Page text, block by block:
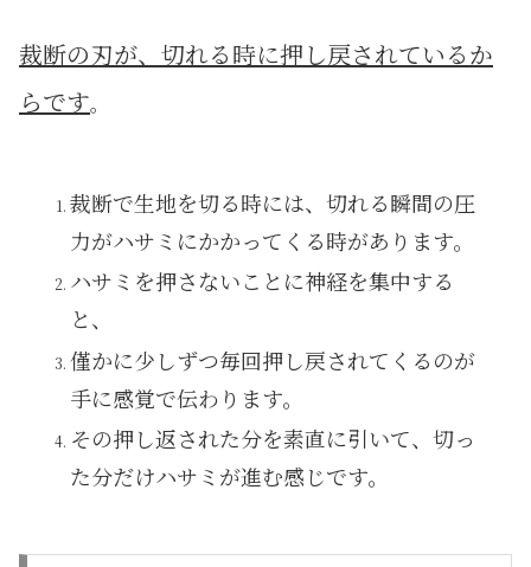
裁断の刃が、切れる時に押し戻されているか
らです。
裁断で生地を切る時には、切れる瞬間の圧
力がハサミにかかってくる時があります。
ハサミを押さないことに神経を集中する
と、
僅かに少しずつ毎回押し戻されてくるのが
手に感覚で伝わります。
その押し返された分を素直に引いて、切っ
た分だけハサミが進む感じです。